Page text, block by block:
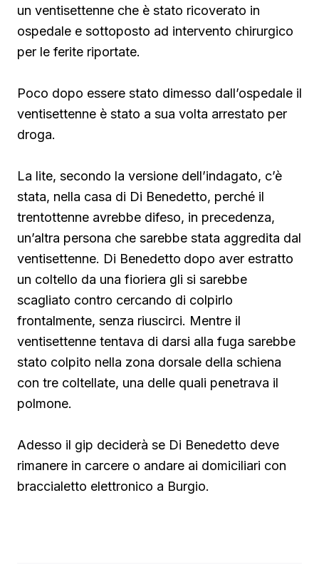
un ventisettenne che è stato ricoverato in
ospedale e sottoposto ad intervento chirurgico
per le ferite riportate.
Poco dopo essere stato dimesso dall’ospedale il
ventisettenne è stato a sua volta arrestato per
droga.
La lite, secondo la versione dell’indagato, c’è
stata, nella casa di Di Benedetto, perché il
trentottenne avrebbe difeso, in precedenza,
un’altra persona che sarebbe stata aggredita dal
ventisettenne. Di Benedetto dopo aver estratto
un coltello da una fioriera gli si sarebbe
scagliato contro cercando di colpirlo
frontalmente, senza riuscirci. Mentre il
ventisettenne tentava di darsi alla fuga sarebbe
stato colpito nella zona dorsale della schiena
con tre coltellate, una delle quali penetrava il
polmone.
Adesso il gip deciderà se Di Benedetto deve
rimanere in carcere o andare ai domiciliari con
braccialetto elettronico a Burgio.